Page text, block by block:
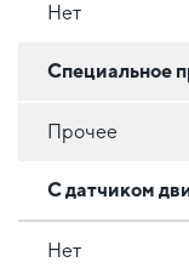
Нет
Специальное
Прочее
С датчиком
Нет